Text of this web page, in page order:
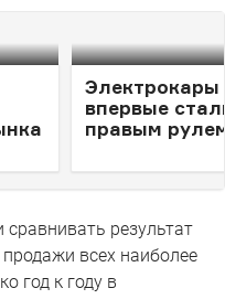
Электрокары
впервые
правым
сравнивать результат
всех наиболее
год к году в